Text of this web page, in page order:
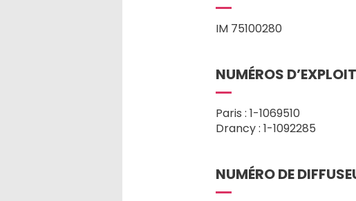
IM 75100280
NUMÉROS
Paris : 1-1069510
Drancy : 1-1092285
NUMÉRO DE